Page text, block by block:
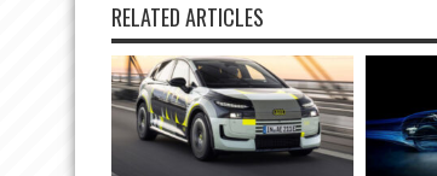
RELATED ARTICLES